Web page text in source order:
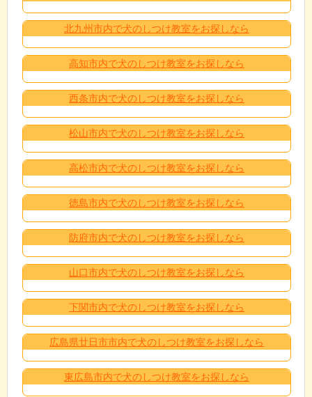
北九州市内で犬のしつけ教室をお探しなら
高知市内で犬のしつけ教室をお探しなら
西条市内で犬のしつけ教室をお探しなら
松山市内で犬のしつけ教室をお探しなら
高松市内で犬のしつけ教室をお探しなら
徳島市内で犬のしつけ教室をお探しなら
防府市内で犬のしつけ教室をお探しなら
山口市内で犬のしつけ教室をお探しなら
下関市内で犬のしつけ教室をお探しなら
広島県廿日市市内で犬のしつけ教室をお探しなら
東広島市内で犬のしつけ教室をお探しなら